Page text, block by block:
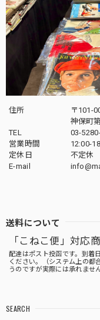
住所
〒101-
神保町
TEL
03-
営業時間
12:00-
定休日
不定休
E-mail
送料について
「こねこ便」対応
配達はポスト投函です。到着
ください。（システム上の都
うのですが実際には承れません
SEARCH